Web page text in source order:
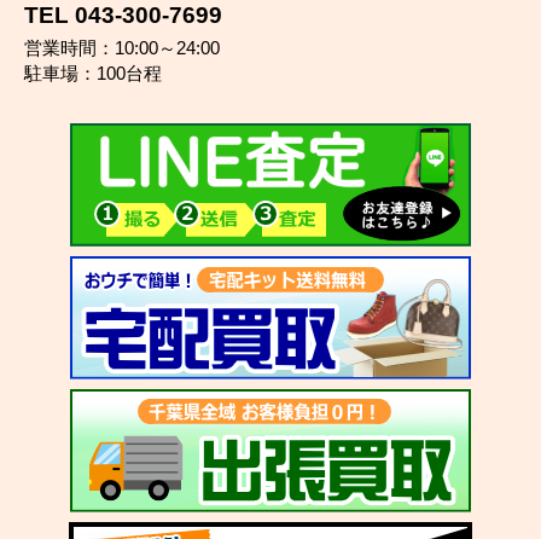
TEL 043-300-7699
営業時間：10:00～24:00
駐車場：100台程